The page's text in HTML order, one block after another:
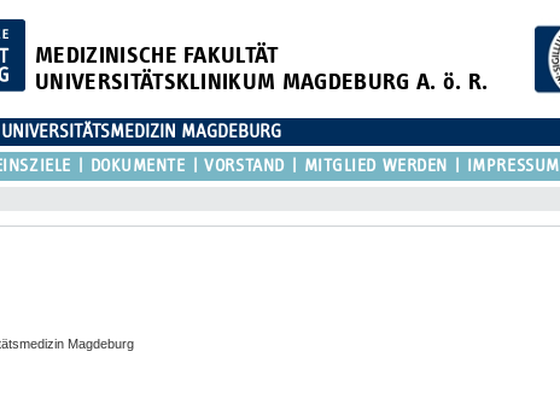
MEDIZINISCHE FAKULTÄT
UNIVERSITÄTSKLINIKUM MAGDEBURG A. ö. R.
MAGDEBURG
DOKUMENTE VORSTAND MITGLIED WERDEN IMPRESSUM
Magdeburg